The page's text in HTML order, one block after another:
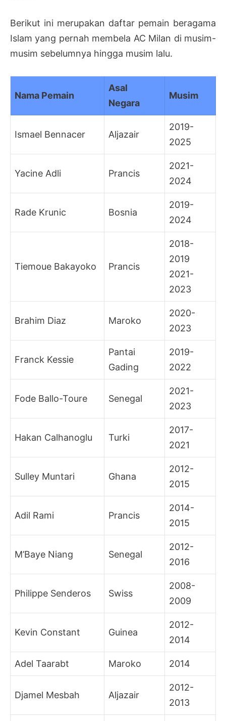
Berikut ini merupakan daftar pemain beragama
Islam yang pernah membela AC Milan di musim-
musim sebelumnya hingga musim lalu.
Nama Pemain
Asal
Negara
Musim
Ismael Bennacer Aljazair
2019-
2025
Yacine Adli Prancis
2021-
2024
Rade Krunic Bosnia
2019-
2024
Tiemoue Bakayoko Prancis
2018-
2019
2021-
2023
Brahim Diaz Maroko
2020-
2023
Franck Kessie
Pantai
Gading
2019-
2022
Fode Ballo-Toure Senegal
2021-
2023
Hakan Calhanoglu Turki
2017-
2021
Sulley Muntari Ghana
2012-
2015
Adil Rami Prancis
2014-
2015
M’Baye Niang Senegal
2012-
2016
Philippe Senderos Swiss
2008-
2009
Kevin Constant Guinea
2012-
2014
Adel Taarabt Maroko 2014
Djamel Mesbah Aljazair
2012-
2013